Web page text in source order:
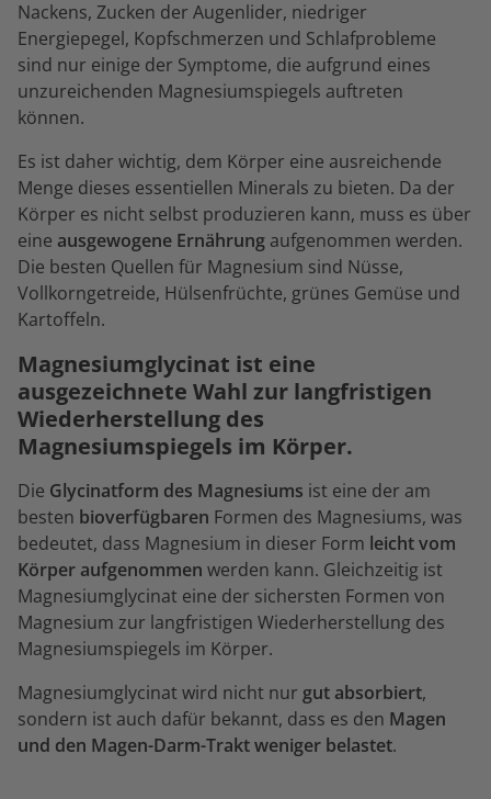
Nackens, Zucken der Augenlider, niedriger
Energiepegel, Kopfschmerzen und Schlafprobleme
sind nur einige der Symptome, die aufgrund eines
unzureichenden Magnesiumspiegels auftreten
können.
Es ist daher wichtig, dem Körper eine ausreichende
Menge dieses essentiellen Minerals zu bieten. Da der
Körper es nicht selbst produzieren kann, muss es über
eine ausgewogene Ernährung aufgenommen werden.
Die besten Quellen für Magnesium sind Nüsse,
Vollkorngetreide, Hülsenfrüchte, grünes Gemüse und
Kartoffeln.
Magnesiumglycinat ist eine
ausgezeichnete Wahl zur langfristigen
Wiederherstellung des
Magnesiumspiegels im Körper.
Die Glycinatform des Magnesiums ist eine der am
besten bioverfügbaren Formen des Magnesiums, was
bedeutet, dass Magnesium in dieser Form leicht vom
Körper aufgenommen werden kann. Gleichzeitig ist
Magnesiumglycinat eine der sichersten Formen von
Magnesium zur langfristigen Wiederherstellung des
Magnesiumspiegels im Körper.
Magnesiumglycinat wird nicht nur gut absorbiert,
sondern ist auch dafür bekannt, dass es den Magen
und den Magen-Darm-Trakt weniger belastet.